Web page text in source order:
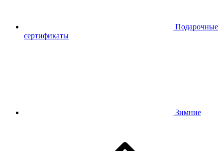
Подарочные
сертификаты
Зимние